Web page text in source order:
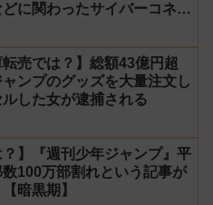
に関わったサイバーコネク
れてしまう
転売では？】総額43億円超
ンプのグッズを大量注文し
した女が逮捕される
？】『週刊少年ジャンプ』平
100万部割れという記事が
暗黒期】